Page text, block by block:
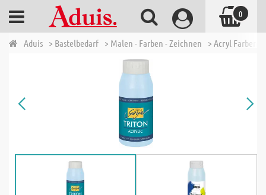
Aduis > Bastelbedarf > Malen - Farben - Zeichnen > Acryl Farben
0